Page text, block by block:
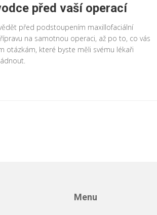
před vaší operací
před podstoupením maxillofaciální
na samotnou operaci, až po to, co vás
otázkám, které byste měli svému lékaři
Menu